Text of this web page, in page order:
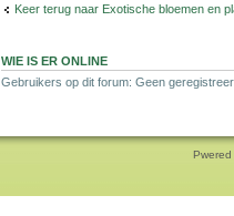
Keer terug naar Exotische bloemen en
WIE IS ER ONLINE
Gebruikers op dit forum: Geen